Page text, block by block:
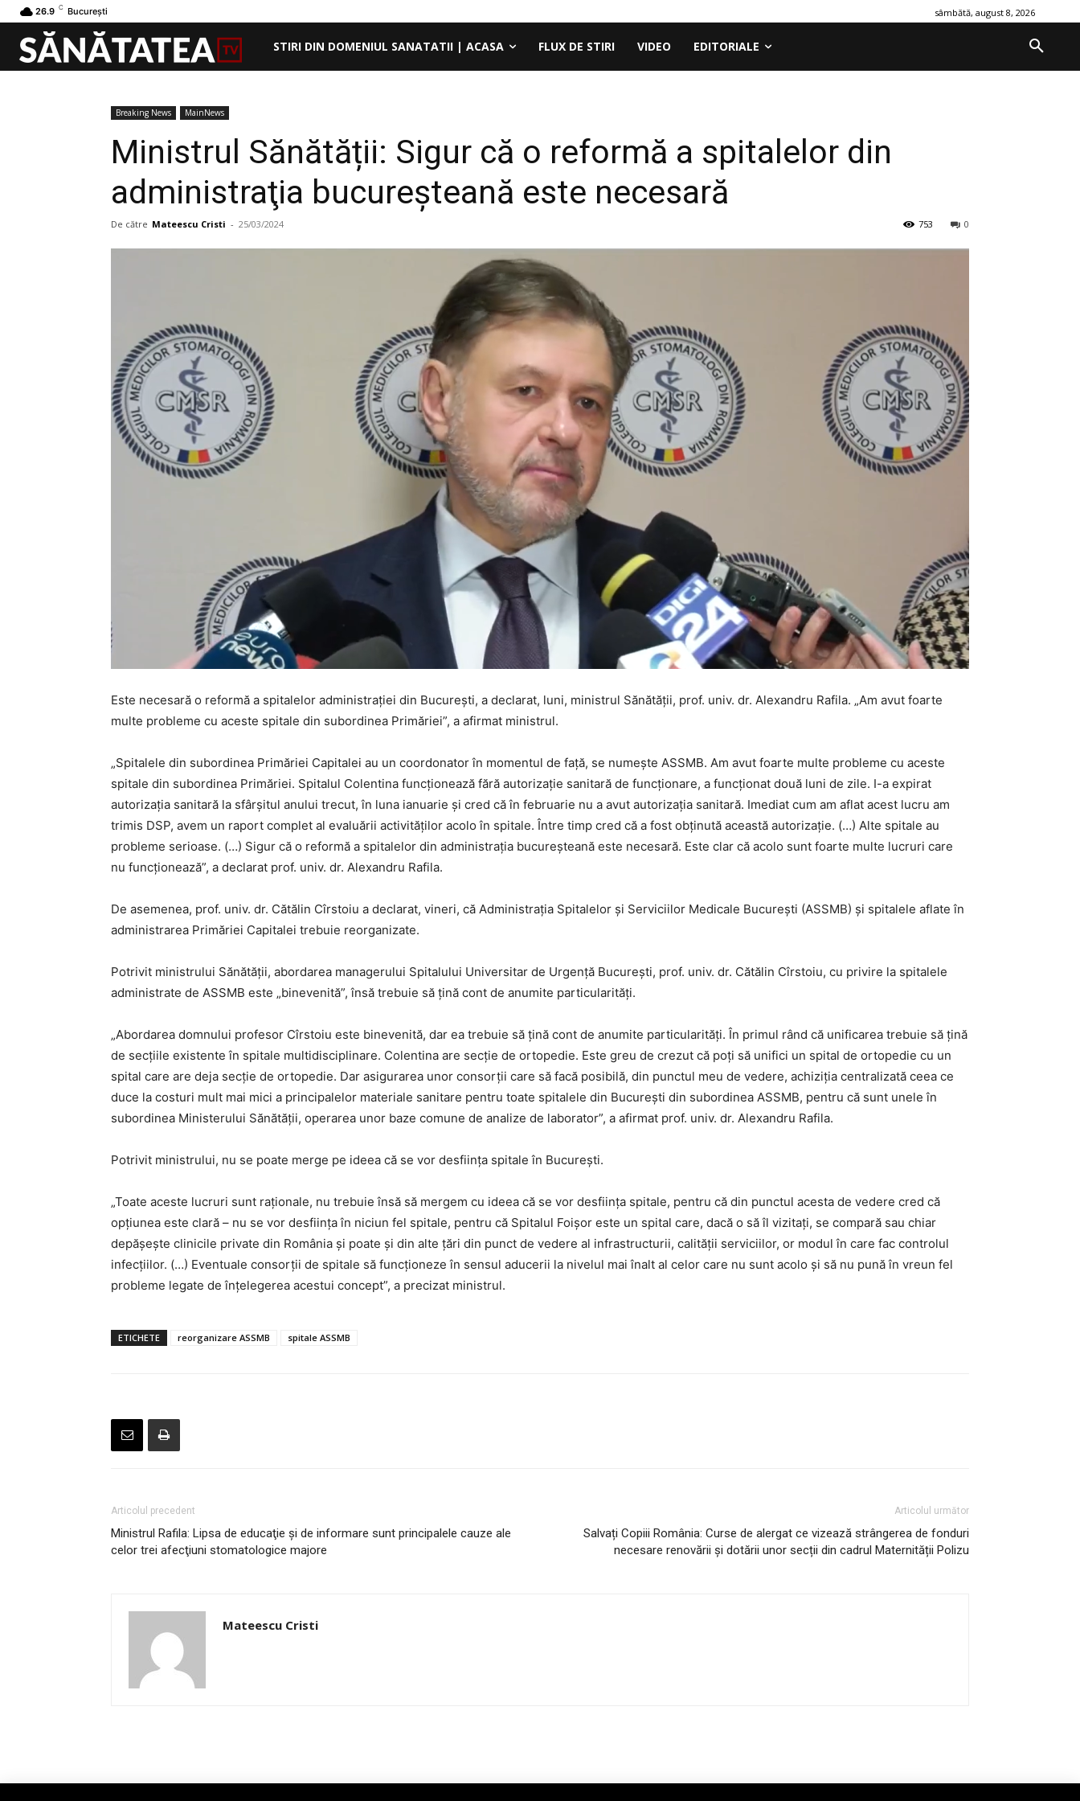
26.9 C București sâmbătă, august 8, 2026
STIRI DIN DOMENIUL SANATATII | ACASA FLUX DE STIRI VIDEO EDITORIALE
Breaking News MainNews
Ministrul Sănătății: Sigur că o reformă a spitalelor din
administraţia bucureşteană este necesară
De către Mateescu Cristi - 25/03/2024 0
753
Este necesară o reformă a spitalelor administraţiei din Bucureşti, a declarat, luni, ministrul Sănătăţii, prof. univ. dr. Alexandru Rafila. „Am avut foarte
multe probleme cu aceste spitale din subordinea Primăriei”, a afirmat ministrul.
„Spitalele din subordinea Primăriei Capitalei au un coordonator în momentul de faţă, se numeşte ASSMB. Am avut foarte multe probleme cu aceste
spitale din subordinea Primăriei. Spitalul Colentina funcţionează fără autorizaţie sanitară de funcţionare, a funcţionat două luni de zile. I-a expirat
autorizaţia sanitară la sfârşitul anului trecut, în luna ianuarie şi cred că în februarie nu a avut autorizaţia sanitară. Imediat cum am aflat acest lucru am
trimis DSP, avem un raport complet al evaluării activităţilor acolo în spitale. Între timp cred că a fost obţinută această autorizaţie. (…) Alte spitale au
probleme serioase. (…) Sigur că o reformă a spitalelor din administraţia bucureşteană este necesară. Este clar că acolo sunt foarte multe lucruri care
nu funcţionează”, a declarat prof. univ. dr. Alexandru Rafila.
De asemenea, prof. univ. dr. Cătălin Cîrstoiu a declarat, vineri, că Administrația Spitalelor și Serviciilor Medicale București (ASSMB) și spitalele aflate în
administrarea Primăriei Capitalei trebuie reorganizate.
Potrivit ministrului Sănătății, abordarea managerului Spitalului Universitar de Urgenţă Bucureşti, prof. univ. dr. Cătălin Cîrstoiu, cu privire la spitalele
administrate de ASSMB este „binevenită”, însă trebuie să ţină cont de anumite particularităţi.
„Abordarea domnului profesor Cîrstoiu este binevenită, dar ea trebuie să ţină cont de anumite particularităţi. În primul rând că unificarea trebuie să ţină
de secţiile existente în spitale multidisciplinare. Colentina are secţie de ortopedie. Este greu de crezut că poţi să unifici un spital de ortopedie cu un
spital care are deja secţie de ortopedie. Dar asigurarea unor consorţii care să facă posibilă, din punctul meu de vedere, achiziţia centralizată ceea ce
duce la costuri mult mai mici a principalelor materiale sanitare pentru toate spitalele din Bucureşti din subordinea ASSMB, pentru că sunt unele în
subordinea Ministerului Sănătăţii, operarea unor baze comune de analize de laborator”, a afirmat prof. univ. dr. Alexandru Rafila.
Potrivit ministrului, nu se poate merge pe ideea că se vor desfiinţa spitale în Bucureşti.
„Toate aceste lucruri sunt raţionale, nu trebuie însă să mergem cu ideea că se vor desfiinţa spitale, pentru că din punctul acesta de vedere cred că
opţiunea este clară – nu se vor desfiinţa în niciun fel spitale, pentru că Spitalul Foişor este un spital care, dacă o să îl vizitaţi, se compară sau chiar
depăşeşte clinicile private din România şi poate şi din alte ţări din punct de vedere al infrastructurii, calităţii serviciilor, or modul în care fac controlul
infecţiilor. (…) Eventuale consorţii de spitale să funcţioneze în sensul aducerii la nivelul mai înalt al celor care nu sunt acolo şi să nu pună în vreun fel
probleme legate de înţelegerea acestui concept”, a precizat ministrul.
ETICHETE reorganizare ASSMB spitale ASSMB
Articolul precedent
Ministrul Rafila: Lipsa de educaţie şi de informare sunt principalele cauze ale
celor trei afecţiuni stomatologice majore
Articolul următor
Salvați Copiii România: Curse de alergat ce vizează strângerea de fonduri
necesare renovării și dotării unor secții din cadrul Maternității Polizu
Mateescu Cristi